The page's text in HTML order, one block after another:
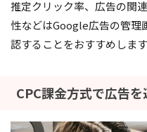
推定クリック率、広告の関
性などはGoogle広告の管理
認することをおすすめします
CPC課金方式で広告